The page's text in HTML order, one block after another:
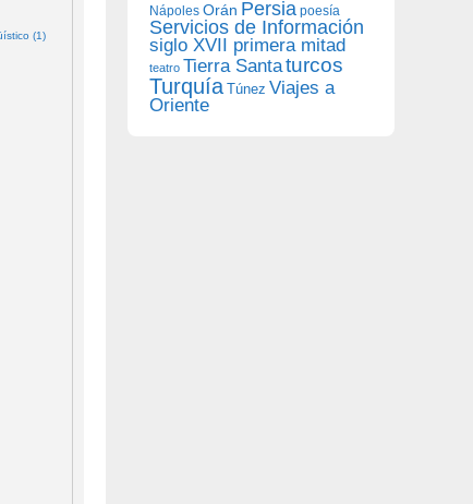
(1)
Nápoles Orán Persia poesía
Servicios de Información
siglo XVII primera mitad
teatro Tierra Santaturcos
Turquía Túnez Viajes a
Oriente